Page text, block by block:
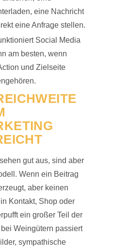
eine Nachricht
eine Anfrage stellen.
Social Media
am besten, wenn
und Zielseite
gut aus, sind aber
Wenn ein Beitrag
aber keinen
Kontakt, Shop oder
ein großer Teil der
Weingütern passiert
sympathische